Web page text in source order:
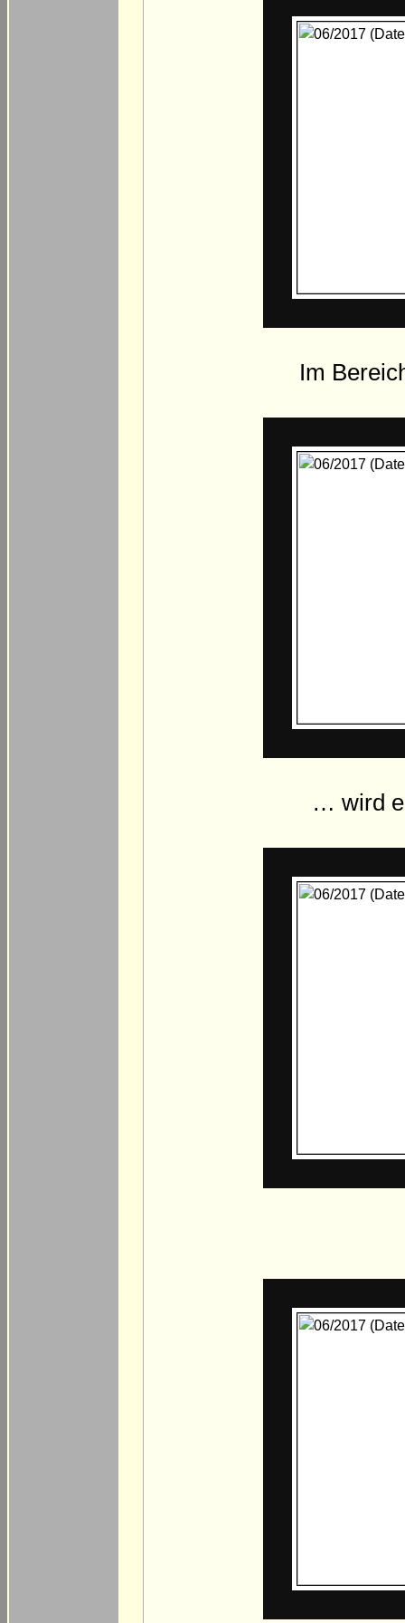
Im
… wird